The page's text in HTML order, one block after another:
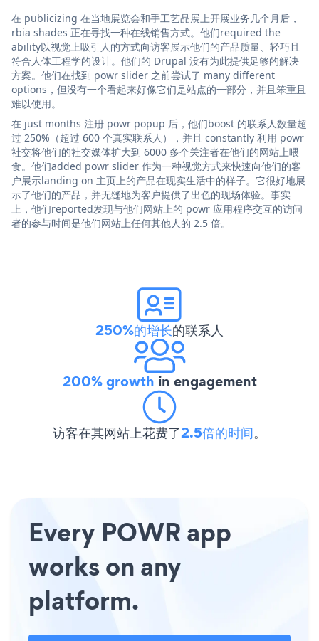
在 publicizing 在当地展览会和手工艺品展上开展业务几个月后，
rbia shades 正在寻找一种在线销售方式。他们required the
ability以视觉上吸引人的方式向访客展示他们的产品质量、轻巧且
符合人体工程学的设计。他们的 Drupal 没有为此提供足够的解决
方案。他们在找到 powr slider 之前尝试了 many different
options，但没有一个看起来好像它们是站点的一部分，并且笨重且
难以使用。
在 just months 注册 powr popup 后，他们boost 的联系人数量超
过 250%（超过 600 个真实联系人），并且 constantly 利用 powr
社交将他们的社交媒体扩大到 6000 多个关注者在他们的网站上喂
食。他们added powr slider 作为一种视觉方式来快速向他们的客
户展示landing on 主页上的产品在现实生活中的样子。它很好地展
示了他们的产品，并无缝地为客户提供了出色的现场体验。事实
上，他们reported发现与他们网站上的 powr 应用程序交互的访问
者的参与时间是他们网站上任何其他人的 2.5 倍。
250%的增长的联系人
200% growth in engagement
访客在其网站上花费了2.5倍的时间。
Every POWR app
works on any
platform.